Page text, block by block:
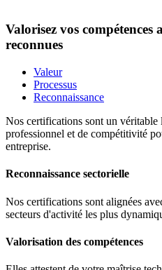
Valorisez vos compétences
reconnues
Valeur
Processus
Reconnaissance
Nos certifications sont un véritable
professionnel et de compétitivité
entreprise.
Reconnaissance sectorielle
Nos certifications sont alignées
secteurs d'activité les plus
Valorisation des compétences